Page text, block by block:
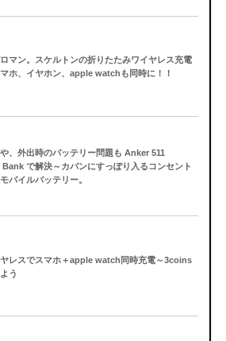
マン。スケルトンの折りたたみワイヤレス充電
ホ、イヤホン、apple watchも同時に！！
、外出時のバッテリー問題も Anker 511
Bank で解決～カバンにすっぽり入るコンセント
バイルバッテリー。
ヤレスでスマホ＋apple watch同時充電～3coins
う